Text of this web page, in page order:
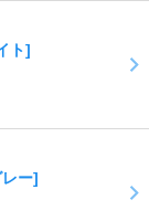
ト]
ー]